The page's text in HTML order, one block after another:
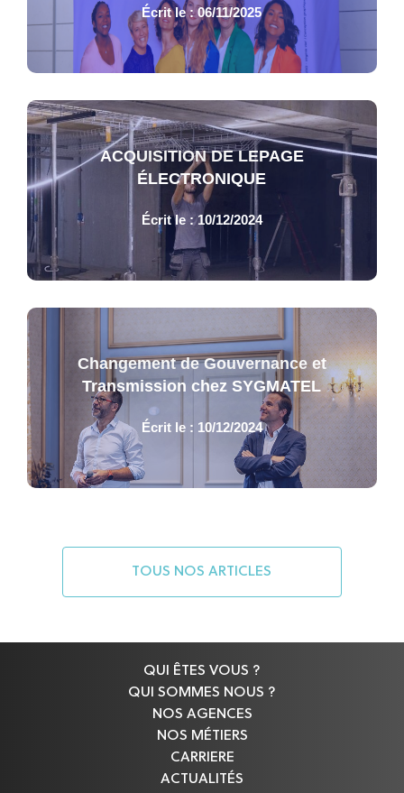
Écrit le : 06/11/2025
ACQUISITION DE LEPAGE
ÉLECTRONIQUE
Écrit le : 10/12/2024
Changement de Gouvernance et
Transmission chez SYGMATEL
Écrit le : 10/12/2024
TOUS NOS ARTICLES
QUI ÊTES VOUS ?
QUI SOMMES NOUS ?
NOS AGENCES
NOS MÉTIERS
CARRIERE
ACTUALITÉS